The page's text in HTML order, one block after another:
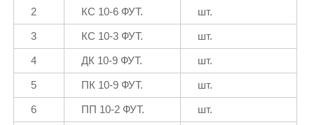
2 КС 10-6 ФУТ. шт.
3 КС 10-3 ФУТ. шт.
4 ДК 10-9 ФУТ. шт.
5 ПК 10-9 ФУТ. шт.
6 ПП 10-2 ФУТ. шт.